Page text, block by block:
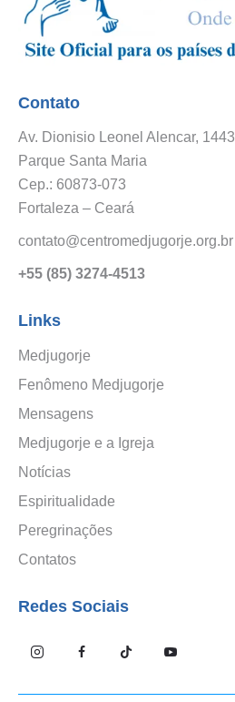
Contato
Av. Dionisio Leonel Alencar, 1443
Parque Santa Maria
Cep.: 60873-073
Fortaleza – Ceará
contato@centromedjugorje.org.br
+55 (85) 3274-4513
Links
Medjugorje
Fenômeno Medjugorje
Mensagens
Medjugorje e a Igreja
Notícias
Espiritualidade
Peregrinações
Contatos
Redes Sociais